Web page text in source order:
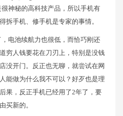
神秘的高科技产品，所以手机有
拆手机、修手机是专家的事情。
电池续航力也很低，而恰巧刚还
穷人钱要花在刀刃上，特别是没钱
没开门。反正也无聊，就尝试在网
能做为什么我不可以？好歹也是理
果，反正手机已经用了2年了，要
买新的。